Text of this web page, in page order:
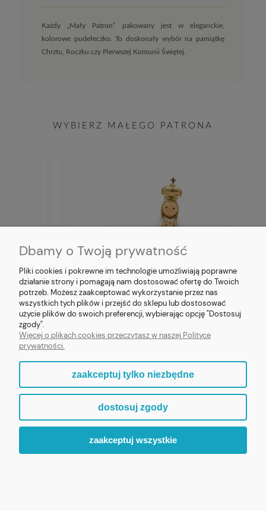
Każdy „Mały Patron” pakowany jest w eleganckie,
kolorowe pudełeczko. To doskonały wybór na pamiątkę
Chrztu, Roczku czy Pierwszej Komunii Świętej.
WYBIERZ MAŁEGO PATRONA
Figurka MB Fatimska z żywicy 8cm
ZOBACZ WIĘCEJ
❮
Dbamy o Twoją prywatność
Pliki cookies i pokrewne im technologie umożliwiają poprawne
działanie strony i pomagają nam dostosować ofertę do Twoich
potrzeb. Możesz zaakceptować wykorzystanie przez nas
wszystkich tych plików i przejść do sklepu lub dostosować
użycie plików do swoich preferencji, wybierając opcję "Dostosuj
zgody".
Więcej o plikach cookies przeczytasz w naszej Polityce
prywatności.
zaakceptuj tylko niezbędne
dostosuj zgody
zaakceptuj wszystkie